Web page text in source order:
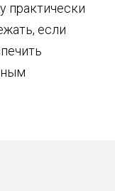
практически
если